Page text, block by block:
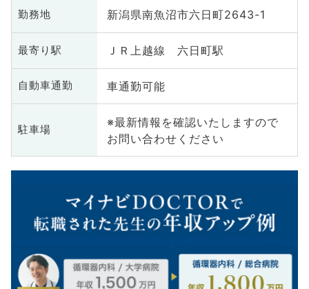
勤務地 新潟県南魚沼市六日町2643-1
最寄り駅 ＪＲ上越線 六日町駅
自動車通勤 車通勤可能
駐車場
※最新情報を確認いたしますので
お問い合わせください